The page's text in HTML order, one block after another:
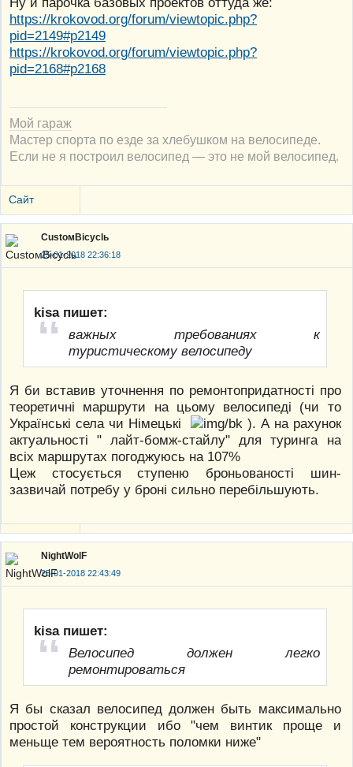
https://krokovod.org/forum/viewtopic.php?
pid=2149#p2149
https://krokovod.org/forum/viewtopic.php?
pid=2168#p2168
Мой гараж
Мастер спорта по езде за хлебушком на велосипеде.
Если не я построил велосипед — это не мой велосипед.
Сайт
CustoмBicyclь
25-01-2018 22:36:18
kisa пишет:
важных требованиях к
туристическому велосипеду
Я би вставив уточнення по ремонтопридатності про
теоретичні маршрути на цьому велосипеді (чи то
Українські села чи Німецькі
). А на рахунок
актуальності " лайт-бомж-стайлу" для туринга на
всіх маршрутах погоджуюсь на 107%
Цеж стосується ступеню броньованості шин-
зазвичай потребу у броні сильно перебільшують.
NightWolF
25-01-2018 22:43:49
kisa пишет:
Велосипед должен легко
ремонтироваться
Я бы сказал велосипед должен быть максимально
простой конструкции ибо "чем винтик проще и
меньще тем вероятность поломки ниже"